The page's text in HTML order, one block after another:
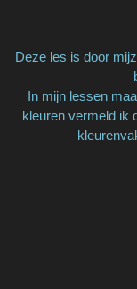
Deze les is door
In mijn lessen
kleuren vermeld ik